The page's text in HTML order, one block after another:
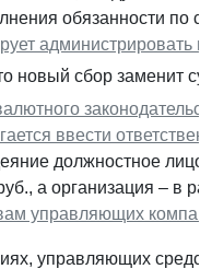
обязанности по
администрировать
новый сбор заменит
ввести
должностное
а организация – в
управляющих
управляющих